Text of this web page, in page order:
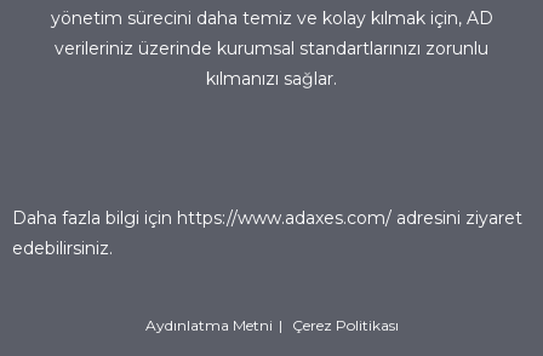
yönetim sürecini daha temiz ve kolay kılmak için, AD
verileriniz üzerinde kurumsal standartlarınızı zorunlu
kılmanızı sağlar.
Daha fazla bilgi için https://www.adaxes.com/ adresini ziyaret
edebilirsiniz.
Aydınlatma Metni Çerez Politikası